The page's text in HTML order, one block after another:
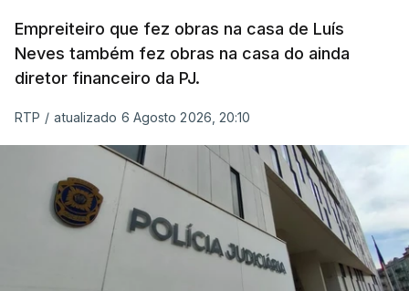
Empreiteiro que fez obras na casa de Luís
Neves também fez obras na casa do ainda
diretor financeiro da PJ.
RTP / atualizado 6 Agosto 2026, 20:10